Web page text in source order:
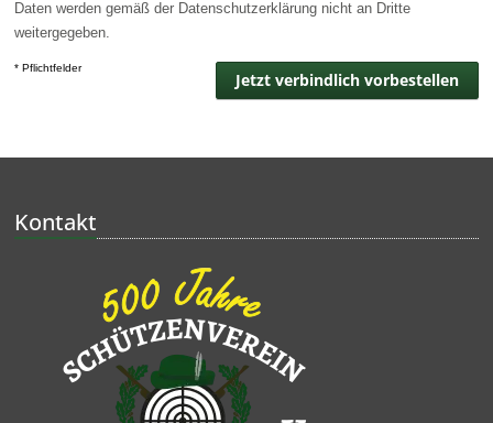
Daten werden gemäß der Datenschutzerklärung nicht an Dritte
weitergegeben.
* Pflichtfelder
Kontakt